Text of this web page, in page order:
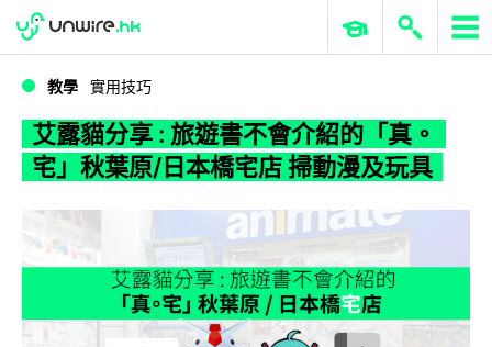
WWDC 2026 ERP 與商業 AI
教學 實用技巧
艾露貓分享 : 旅遊書不會介紹的「真。
宅」秋葉原/日本橋宅店 掃動漫及玩具